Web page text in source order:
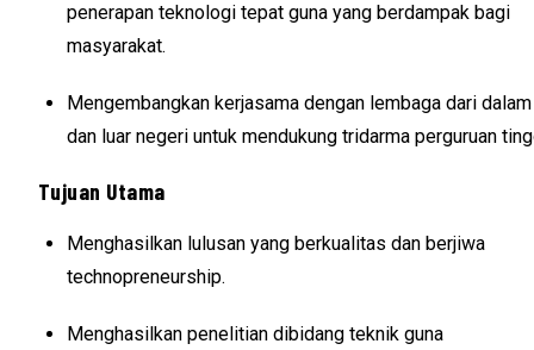
penerapan teknologi tepat guna yang berdampak bagi
masyarakat.
Mengembangkan kerjasama dengan lembaga dari dalam
dan luar negeri untuk mendukung tridarma perguruan
Tujuan Utama
Menghasilkan lulusan yang berkualitas dan berjiwa
technopreneurship.
Menghasilkan penelitian dibidang teknik guna